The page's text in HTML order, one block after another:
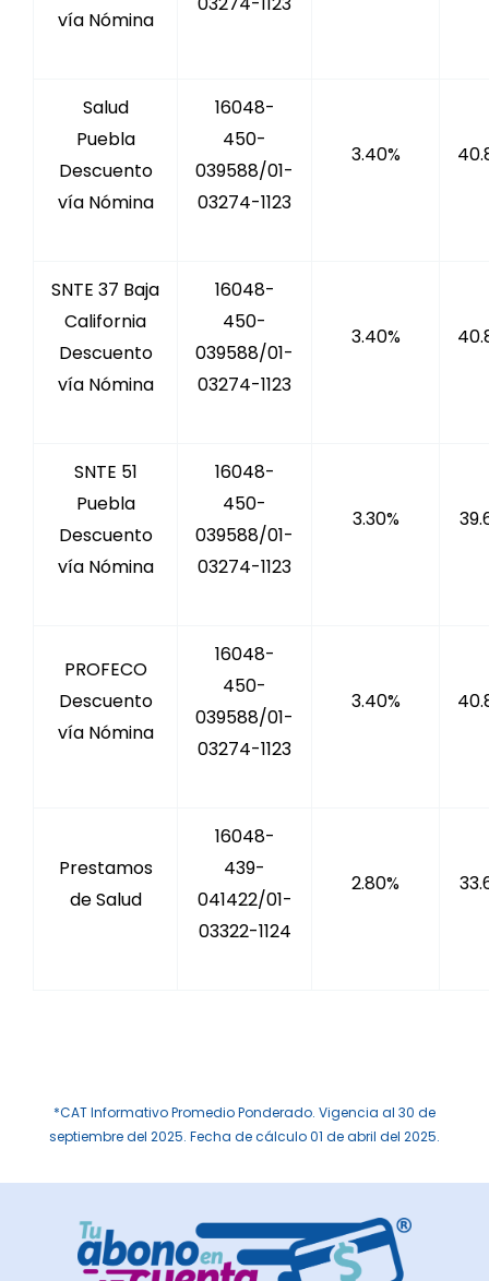
vía Nómina
Salud
Puebla
Descuento
vía Nómina
16048-
450-
039588/01-
03274-1123
3.40%
SNTE 37 Baja
California
Descuento
vía Nómina
16048-
450-
039588/01-
03274-1123
3.40%
SNTE 51
Puebla
Descuento
vía Nómina
16048-
450-
039588/01-
03274-1123
3.30%
PROFECO
Descuento
vía Nómina
16048-
450-
039588/01-
03274-1123
3.40%
Prestamos
de Salud
16048-
439-
041422/01-
03322-1124
2.80%
*CAT Informativo Promedio Ponderado. Vigencia al 30 de
septiembre del 2025. Fecha de cálculo 01 de abril del 2025.